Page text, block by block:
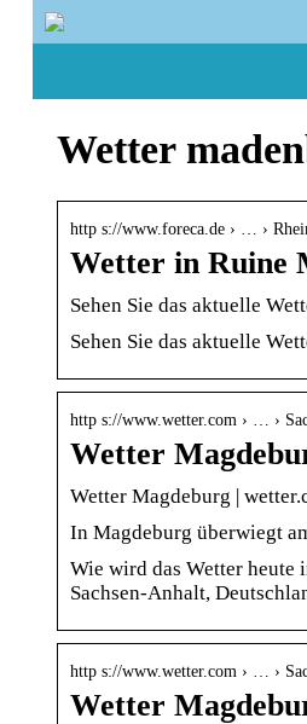
Wetter
http s://www.foreca.de › … ›
Wetter in Ruine
Sehen Sie das aktuelle
Sehen Sie das aktuelle
http s://www.wetter.com › … ›
Wetter
Wetter Magdeburg |
In Magdeburg überwiegt
Wie wird das Wetter heute
Sachsen-Anhalt,
http s://www.wetter.com › … ›
Wetter